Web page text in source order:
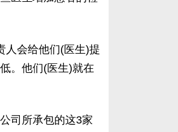
人会给他们(医生)提
。他们(医生)就在
司所承包的这3家